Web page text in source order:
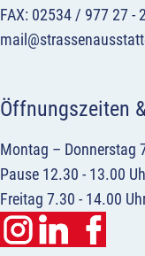
FAX: 02534 / 977 27 -
Öffnungszeiten
Montag – Donnerstag
Pause 12.30 - 13.00
Freitag 7.30 - 14.00